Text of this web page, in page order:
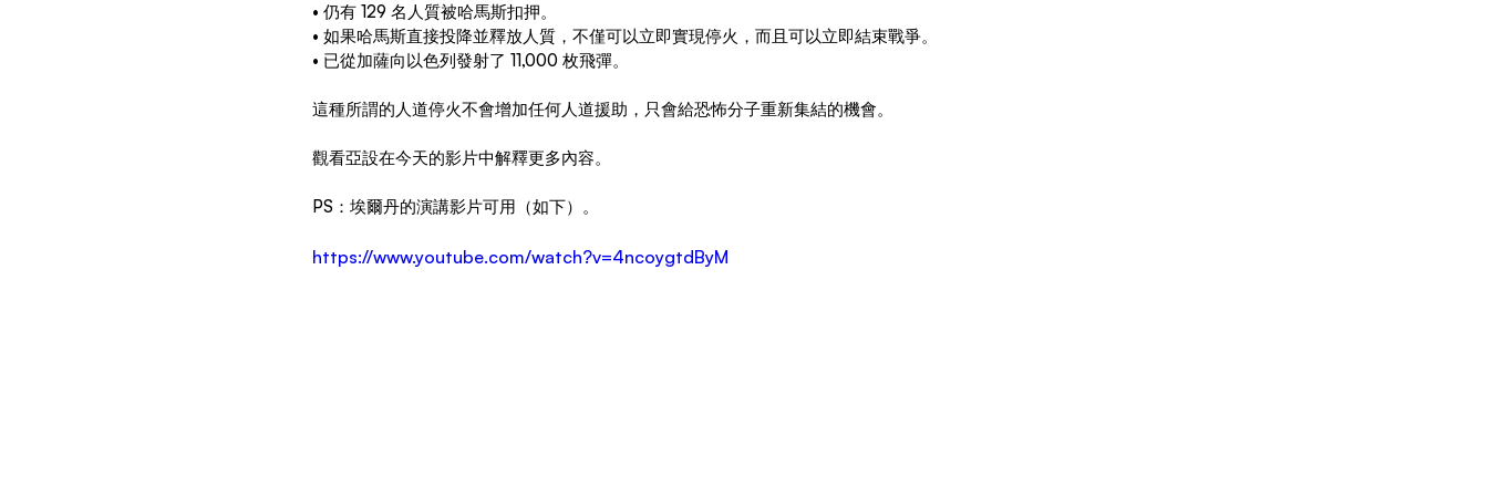
• 仍有 129 名人質被哈馬斯扣押。
• 如果哈馬斯直接投降並釋放人質，不僅可以立即實現停火，而且可以立即結束戰爭。
• 已從加薩向以色列發射了 11,000 枚飛彈。
這種所謂的人道停火不會增加任何人道援助，只會給恐怖分子重新集結的機會。
觀看亞設在今天的影片中解釋更多內容。
PS：埃爾丹的演講影片可用（如下）。
https://www.youtube.com/watch?v=4ncoygtdByM